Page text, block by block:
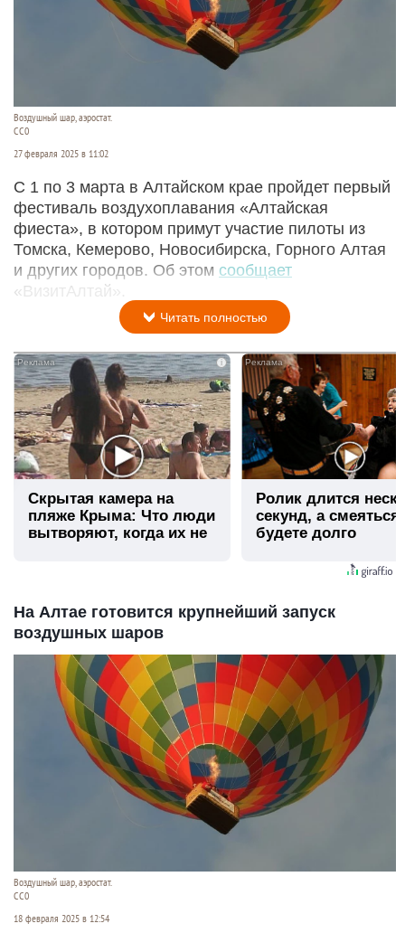
Воздушный шар, аэростат.
СС0
27 февраля 2025 в 11:02
С 1 по 3 марта в Алтайском крае пройдет первый
фестиваль воздухоплавания «Алтайская
фиеста», в котором примут участие пилоты из
Томска, Кемерово, Новосибирска, Горного Алтая
и других городов. Об этом сообщает
«ВизитАлтай».
Читать полностью
i
Скрытая камера на
пляже Крыма: Что люди
вытворяют, когда их не
Ролик длится
секунд, а
будете долго
На Алтае готовится крупнейший запуск
воздушных шаров
Воздушный шар, аэростат.
СС0
18 февраля 2025 в 12:54